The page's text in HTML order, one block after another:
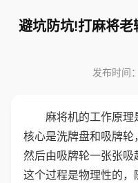
避坑防坑!打麻将
发布时间
麻将机的工作原
核心是洗牌盘和吸牌轮
然后由吸牌轮一张张吸
这个过程是物理性的，